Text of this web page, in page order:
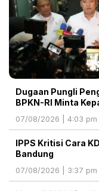
Dugaan Pungli
BPKN-RI Minta
07/08/2026 | 4:03 pm
IPPS Kritisi Cara
Bandung
07/08/2026 | 3:37 pm